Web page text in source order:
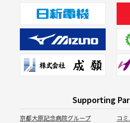
Supporting
京都大原記念病院グループ
コ